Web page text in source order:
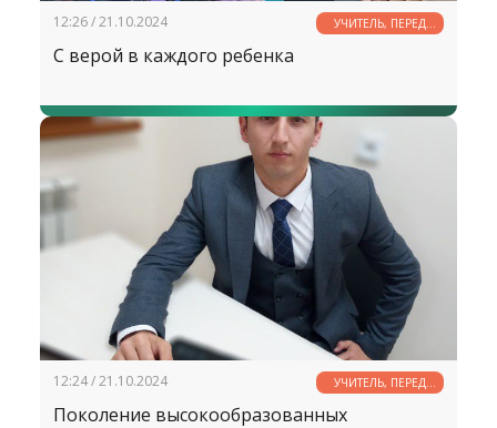
12:26 / 21.10.2024
УЧИТЕЛЬ, ПЕРЕД
ИМЕНЕМ ТВОИМ...
С верой в каждого ребенка
12:24 / 21.10.2024
УЧИТЕЛЬ, ПЕРЕД
ИМЕНЕМ ТВОИМ...
Поколение высокообразованных